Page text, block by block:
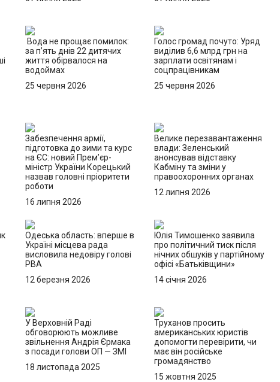
Вода не прощає помилок:
за п’ять днів 22 дитячих
життя обірвалося на
водоймах
25 червня 2026
Голос громад почуто: Уряд
виділив 6,6 млрд грн на
зарплати освітянам і
соцпрацівникам
25 червня 2026
Забезпечення армії,
підготовка до зими та курс
на ЄС: новий Прем’єр-
міністр України Корецький
назвав головні пріоритети
роботи
16 липня 2026
Велике перезавантаження
влади: Зеленський
анонсував відставку
Кабміну та зміни у
правоохоронних органах
12 липня 2026
Одеська область: вперше в
Україні місцева рада
висловила недовіру голові
РВА
12 березня 2026
Юлія Тимошенко заявила
про політичний тиск після
нічних обшуків у партійному
офісі «Батьківщини»
14 січня 2026
У Верховній Раді
обговорюють можливе
звільнення Андрія Єрмака
з посади голови ОП — ЗМІ
18 листопада 2025
Труханов просить
американських юристів
допомогти перевірити, чи
має він російське
громадянство
15 жовтня 2025